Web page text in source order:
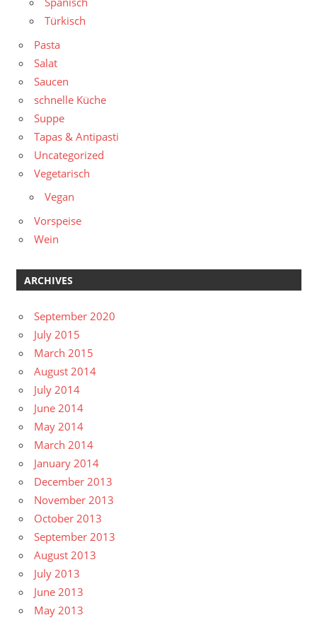
Türkisch
Pasta
Salat
Saucen
schnelle Küche
Suppe
Tapas & Antipasti
Uncategorized
Vegetarisch
Vegan
Vorspeise
Wein
ARCHIVES
September 2020
July 2015
March 2015
August 2014
July 2014
June 2014
May 2014
March 2014
January 2014
December 2013
November 2013
October 2013
September 2013
August 2013
July 2013
June 2013
May 2013